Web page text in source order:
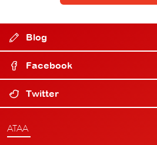
Blog
Facebook
Twitter
ATAA